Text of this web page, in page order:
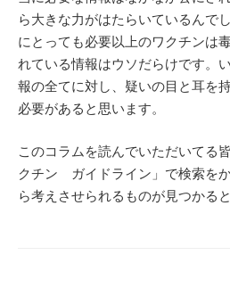
ら大きな力がはたらいているんで
にとっても必要以上のワクチンは
れている情報はウソだらけです。
報の全てに対し、疑いの目と耳を
必要があると思います。
このコラムを読んでいただいてる
クチン ガイドライン」で検索を
ら考えさせられるものが見つかる